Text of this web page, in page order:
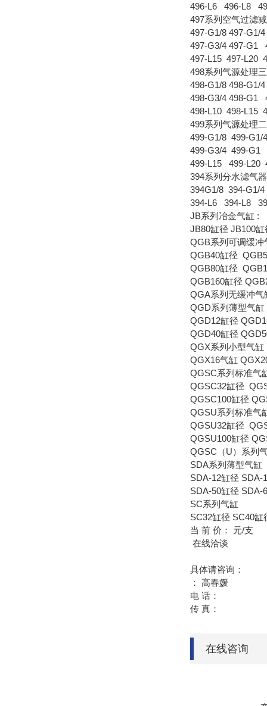
496-L6 496-L8
497系列空气过滤
497-G1/8 497-G1/
497-G3/4 497-G1
497-L15 497-L20
498系列气源处理
498-G1/8 498-G1/
498-G3/4 498-G1
498-L10 498-L15
499系列气源处理
499-G1/8 499-G1/
499-G3/4 499-G1
499-L15 499-L20
394系列分水滤气器
394G1/8 394-G1/4
394-L6 394-L8
JB系列冶金气缸 :
JB80缸径 JB100
QGB系列可调缓冲
QGB40缸径
QGB80缸径
QGB160缸径
QGA系列无缓冲气
QGD系列薄型气缸
QGD12缸径
QGD40缸径
QGX系列小型气缸
QGX16气缸
QGSC系列标准气
QGSC32缸径
QGSC100缸径
QGSU系列标准气
QGSU32缸径
QGSU100缸径
QGSC（U）系列
SDA系列薄型气缸
SDA-12缸径 SDA-
SDA-50缸径 SDA-
SC系列气缸
SC32缸径 SC40
当 前 价： 元/支
在线洽谈
具体请咨询：
： 高春媛
电 话：
传 真：
在线咨询